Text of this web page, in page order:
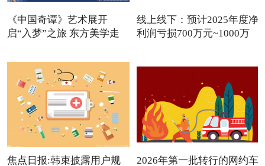
《中国奇谭》艺术展开
启“入梦”之旅 东方美学走
线上线下：预计2025年度净
利润亏损700万元~1000万
焦点日报:韩束披露用户规
2026年第一批转行的网约车